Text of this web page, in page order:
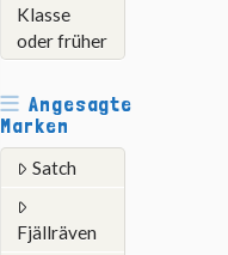
Klasse
oder früher
Angesagte
Marken
Satch
Fjällräven